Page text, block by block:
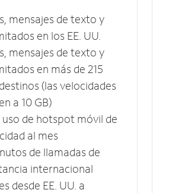
mensajes de texto y
en los EE. UU.
mensajes de texto y
en más de 215
(las velocidades
a 10​​​​​​​ GB)
uso de hotspot móvil ​​​​​​​de
al mes
de llamadas de
internacional
desde EE. UU. a